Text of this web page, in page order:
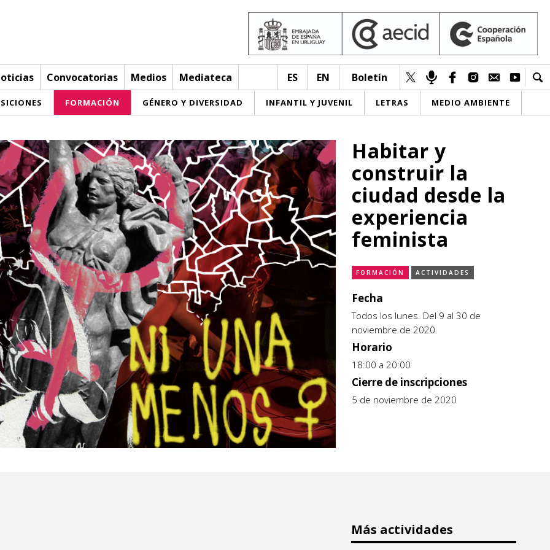
Convocatorias Medios Mediateca ES EN Boletín
FORMACIÓN GÉNERO Y DIVERSIDAD INFANTIL Y JUVENIL LETRAS MEDIO AMBIENTE
Habitar y
construir la
ciudad desde la
experiencia
feminista
FORMACIÓN ACTIVIDADES
Fecha
Todos los lunes. Del 9 al 30 de
noviembre de 2020.
Horario
18:00 a 20:00
Cierre de inscripciones
5 de noviembre de 2020
Más actividades